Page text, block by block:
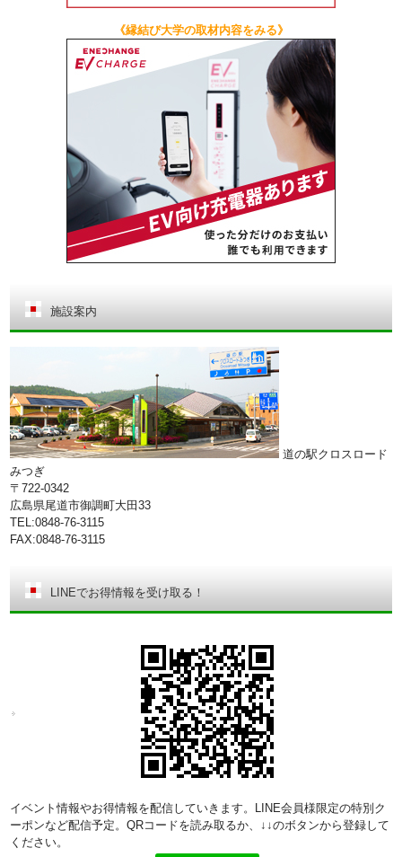
《縁結び大学の取材内容をみる》
施設案内
道の駅クロスロード
みつぎ
〒722-0342
広島県尾道市御調町大田33
TEL:0848-76-3115
FAX:0848-76-3115
LINEでお得情報を受け取る！
イベント情報やお得情報を配信していきます。LINE会員様限定の特別ク
ーポンなど配信予定。QRコードを読み取るか、↓↓のボタンから登録して
ください。